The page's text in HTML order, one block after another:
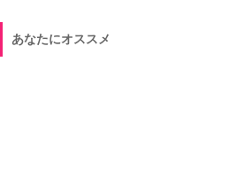
あなたにオススメ